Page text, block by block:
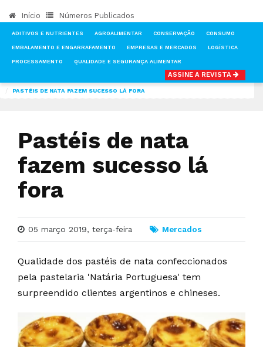
Início Números Publicados
ADITIVOS E NUTRIENTES AGROALIMENTAR CONSERVAÇÃO CONSUMO
EMBALAMENTO E ENGARRAFAMENTO EMPRESAS E MERCADOS LOGÍSTICA
PROCESSAMENTO QUALIDADE E SEGURANÇA ALIMENTAR
ASSINE A REVISTA
PASTÉIS DE NATA FAZEM SUCESSO LÁ FORA
Pastéis de nata
fazem sucesso lá
fora
05 março 2019, terça-feira Mercados
Qualidade dos pastéis de nata confeccionados
pela pastelaria 'Natária Portuguesa' tem
surpreendido clientes argentinos e chineses.